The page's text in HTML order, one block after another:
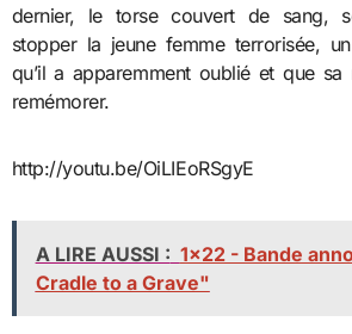
dernier, le torse couvert de sang,
stopper la jeune femme terrorisée,
qu’il a apparemment oublié et que
remémorer.
http://youtu.be/OiLIEoRSgyE
A LIRE AUSSI : 1x22 - Bande
Cradle to a Grave"